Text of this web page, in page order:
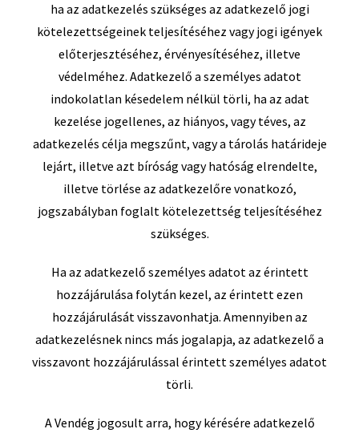
ha az adatkezelés szükséges az adatkezelő jogi
kötelezettségeinek teljesítéséhez vagy jogi igények
előterjesztéséhez, érvényesítéséhez, illetve
védelméhez. Adatkezelő a személyes adatot
indokolatlan késedelem nélkül törli, ha az adat
kezelése jogellenes, az hiányos, vagy téves, az
adatkezelés célja megszűnt, vagy a tárolás határideje
lejárt, illetve azt bíróság vagy hatóság elrendelte,
illetve törlése az adatkezelőre vonatkozó,
jogszabályban foglalt kötelezettség teljesítéséhez
szükséges.
Ha az adatkezelő személyes adatot az érintett
hozzájárulása folytán kezel, az érintett ezen
hozzájárulását visszavonhatja. Amennyiben az
adatkezelésnek nincs más jogalapja, az adatkezelő a
visszavont hozzájárulással érintett személyes adatot
törli.
A Vendég jogosult arra, hogy kérésére adatkezelő